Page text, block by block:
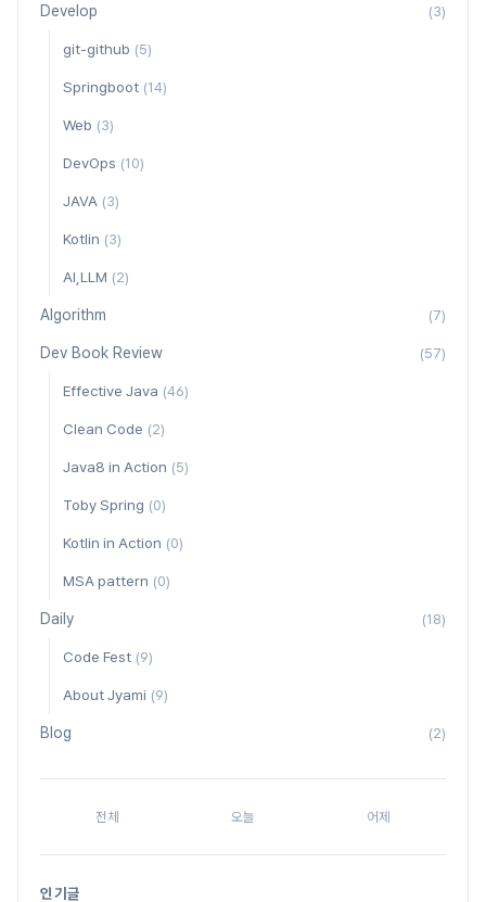
Develop (3)
git-github (5)
Springboot (14)
Web (3)
DevOps (10)
JAVA (3)
Kotlin (3)
AI,LLM (2)
Algorithm (7)
Dev Book Review (57)
Effective Java (46)
Clean Code (2)
Java8 in Action (5)
Toby Spring (0)
Kotlin in Action (0)
MSA pattern (0)
Daily (18)
Code Fest (9)
About Jyami (9)
Blog (2)
전체 오늘 어제